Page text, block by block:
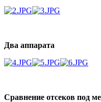
Два аппарата
Сравнение отсеков под